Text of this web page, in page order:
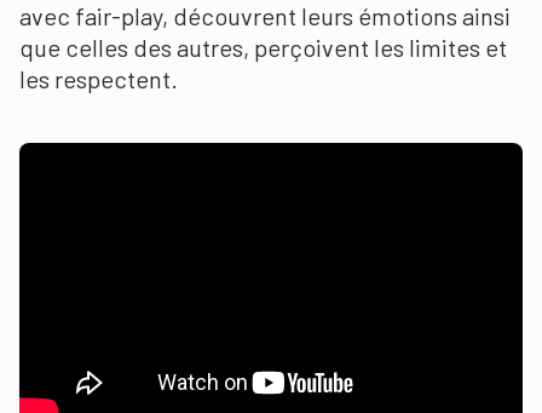
avec fair-play, découvrent leurs émotions ainsi
que celles des autres, perçoivent les limites et
les respectent.